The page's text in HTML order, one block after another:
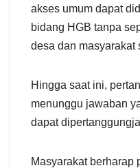
akses umum dapat
bidang HGB tanpa
desa dan masyarakat
Hingga saat ini,
menunggu jawaban
dapat
Masyarakat berharap